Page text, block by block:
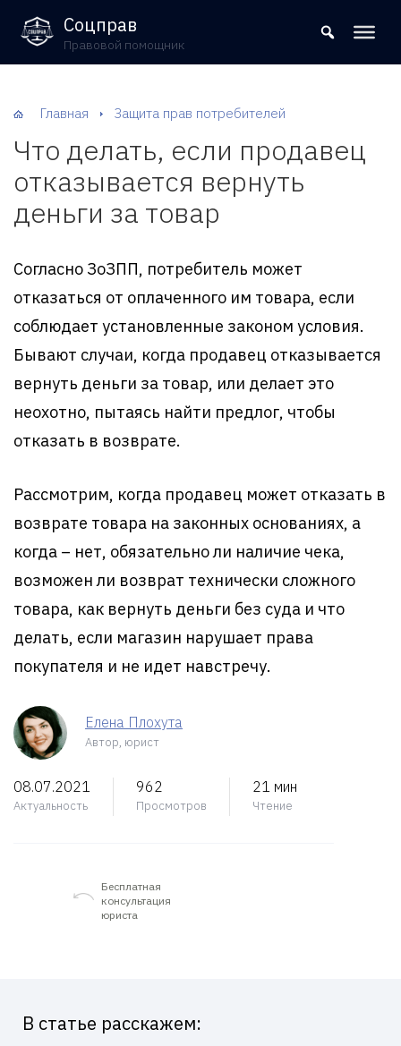
8 (800) 302-09-37
Соцправ
Правовой помощник
Главная Защита прав потребителей
Что делать, если продавец
отказывается вернуть
деньги за товар
Согласно ЗоЗПП, потребитель может
отказаться от оплаченного им товара, если
соблюдает установленные законом условия.
Бывают случаи, когда продавец отказывается
вернуть деньги за товар, или делает это
неохотно, пытаясь найти предлог, чтобы
отказать в возврате.
Рассмотрим, когда продавец может отказать в
возврате товара на законных основаниях, а
когда – нет, обязательно ли наличие чека,
возможен ли возврат технически сложного
товара, как вернуть деньги без суда и что
делать, если магазин нарушает права
покупателя и не идет навстречу.
Елена Плохута
Автор, юрист
08.07.2021
Актуальность
962
Просмотров
21 мин
Чтение
Бесплатная
консультация
юриста
В статье расскажем: